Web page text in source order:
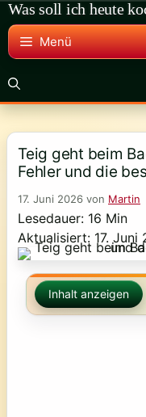
Zum
Inhalt
springen
Was soll ich heute
Menü
Teig geht beim
Fehler und die
17. Juni 2026 von Martin
Lesedauer: 16 Min
Aktualisiert: 17. Juni
Inhalt anzeigen